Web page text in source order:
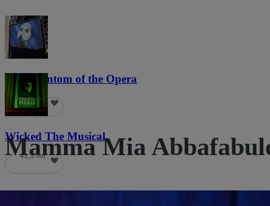
The Phantom of the Opera
21,8 hilj.
Wicked The Musical
41,3 hilj.
Mamma Mia